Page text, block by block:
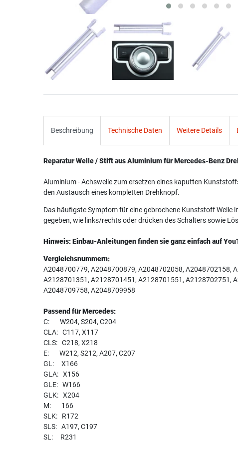
Beschreibung Technische Daten Weitere Details
Reparatur Welle / Stift aus Aluminium für Mercedes-Benz
Aluminium - Achswelle zum ersetzen eines kaputten
den Austausch eines kompletten Drehknopf.
Das häufigste Symptom für eine gebrochene Kunststoff Welle
gegeben, wie links/rechts oder drücken des Schalters sowie
Hinweis: Einbau-Anleitungen finden sie ganz einfach auf
Vergleichsnummern:
A2048700779, A2048700879, A2048702058, A2048702158,
A2128701351, A2128701451, A2128701551, A2128702751,
A2048709758, A2048709958
Passend für Mercedes:
C: W204, S204, C204
CLA: C117, X117
CLS: C218, X218
E: W212, S212, A207, C207
GL: X166
GLA: X156
GLE: W166
GLK: X204
M: 166
SLK: R172
SLS: A197, C197
SL: R231